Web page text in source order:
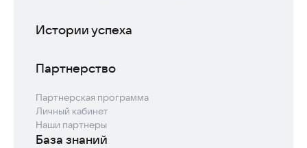
Истории успеха
Партнерство
Партнерская программа
Личный кабинет
Наши партнеры
База знаний